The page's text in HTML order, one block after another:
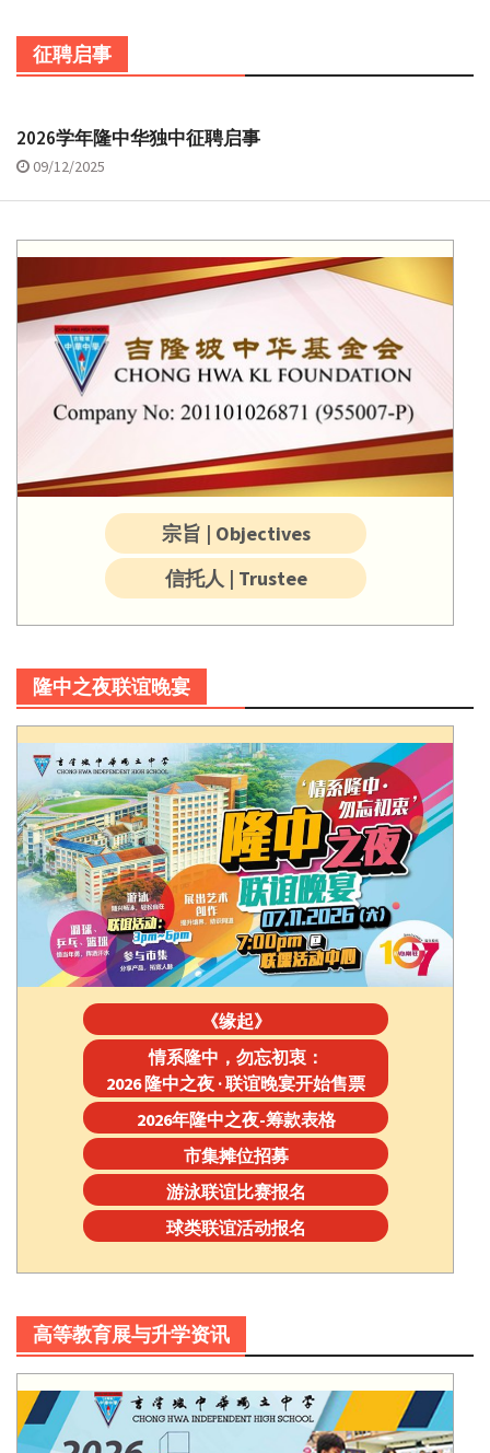
征聘启事
2026学年隆中华独中征聘启事
09/12/2025
宗旨 | Objectives
信托人 | Trustee
隆中之夜联谊晚宴
《缘起》
情系隆中，勿忘初衷：
2026 隆中之夜 · 联谊晚宴开始售票
2026年隆中之夜-筹款表格
市集摊位招募
游泳联谊比赛报名
球类联谊活动报名
高等教育展与升学资讯